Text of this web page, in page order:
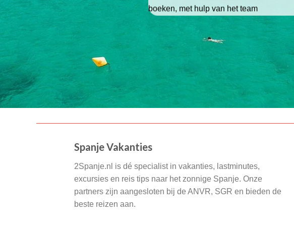
boeken, met hulp van het team
Spanje Vakanties
2Spanje.nl is dé specialist in vakanties, lastminutes,
excursies en reis tips naar het zonnige Spanje. Onze
partners zijn aangesloten bij de ANVR, SGR en bieden de
beste reizen aan.